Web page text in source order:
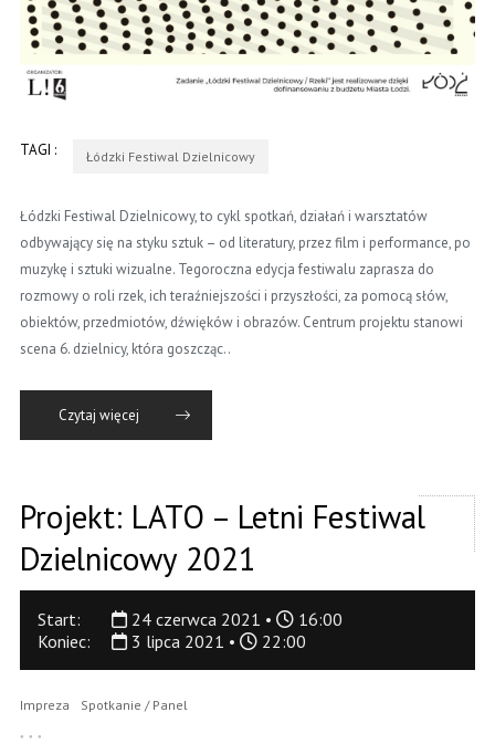
TAGI : Łódzki Festiwal Dzielnicowy
Łódzki Festiwal Dzielnicowy, to cykl spotkań, działań i warsztatów
odbywający się na styku sztuk – od literatury, przez film i performance, po
muzykę i sztuki wizualne. Tegoroczna edycja festiwalu zaprasza do
rozmowy o roli rzek, ich teraźniejszości i przyszłości, za pomocą słów,
obiektów, przedmiotów, dźwięków i obrazów. Centrum projektu stanowi
scena 6. dzielnicy, która goszcząc..
Czytaj więcej
Projekt: LATO – Letni Festiwal
Dzielnicowy 2021
Start: 24 czerwca 2021 •
16:00
Koniec:
3 lipca 2021 • 22:00
Impreza Spotkanie / Panel